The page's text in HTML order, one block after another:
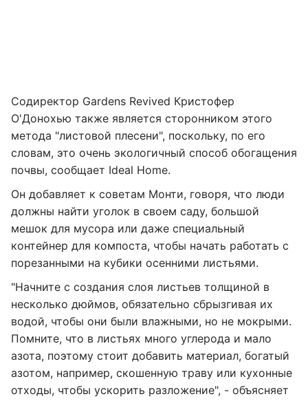
Содиректор Gardens Revived Кристофер
О'Донохью также является сторонником этого
метода "листовой плесени", поскольку, по его
словам, это очень экологичный способ обогащения
почвы, сообщает Ideal Home.
Он добавляет к советам Монти, говоря, что люди
должны найти уголок в своем саду, большой
мешок для мусора или даже специальный
контейнер для компоста, чтобы начать работать с
порезанными на кубики осенними листьями.
"Начните с создания слоя листьев толщиной в
несколько дюймов, обязательно сбрызгивая их
водой, чтобы они были влажными, но не мокрыми.
Помните, что в листьях много углерода и мало
азота, поэтому стоит добавить материал, богатый
азотом, например, скошенную траву или кухонные
отходы, чтобы ускорить разложение", - объясняет